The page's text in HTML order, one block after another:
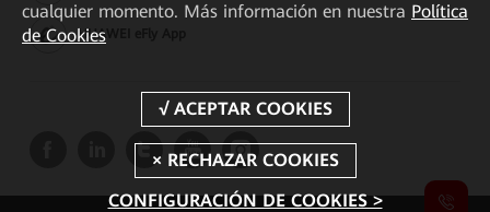
HUAWEI eFly App
cualquier momento. Más información en nuestra Política
de Cookies
CONFIGURACIÓN DE COOKIES >